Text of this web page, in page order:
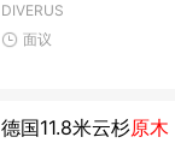
DIVERUS
面议
德国11.8米云杉原木